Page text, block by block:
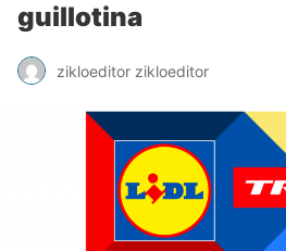
guillotina
zikloeditor zikloeditor